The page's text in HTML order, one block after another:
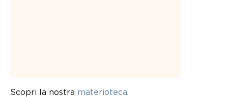
Scopri la nostra materioteca